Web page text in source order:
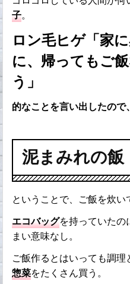
子。
ロン毛ヒゲ「家
に、帰ってもご
う」
的なことを言い出したので
泥まみれの飯
ということで、ご飯を炊い
エコバッグを持っていたの
まい意味なし。
ご飯作るとはいっても調
惣菜をたくさん買う。